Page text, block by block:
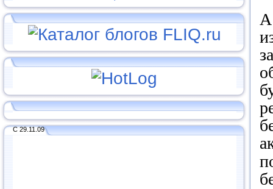
С 29.11.09
А